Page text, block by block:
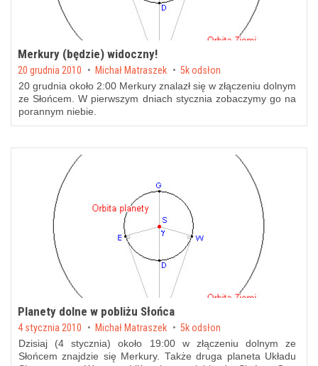
Merkury (będzie) widoczny!
Posted on
20 grudnia 2010 by Michał Matraszek 5k odsłon
20 grudnia około 2:00 Merkury znalazł się w złączeniu dolnym
ze Słońcem. W pierwszym dniach stycznia zobaczymy go na
porannym niebie.
Planety dolne w pobliżu Słońca
Posted on
4 stycznia 2010 by Michał Matraszek 5k odsłon
Dzisiaj (4 stycznia) około 19:00 w złączeniu dolnym ze
Słońcem znajdzie się Merkury. Także druga planeta Układu